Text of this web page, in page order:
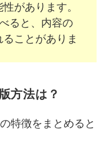
があります。
ると、内容の
ことがありま
方法は？
特徴をまとめると